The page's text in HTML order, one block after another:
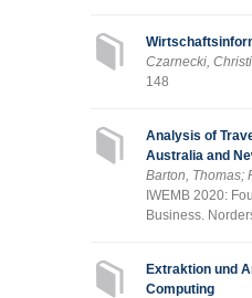
Czarnecki,
148
Analysis of
Australia and
Barton, Thomas;
IWEMB 2020:
Business.
Extraktion und
Computing